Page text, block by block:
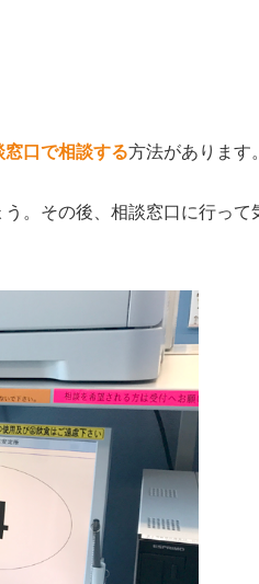
窓口で相談する方法があります
。その後、相談窓口に行って